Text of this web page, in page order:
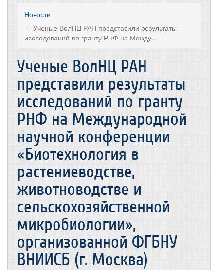
Новости
Ученые ВолНЦ РАН представили результаты
исследований по гранту РНФ на Между...
Ученые ВолНЦ РАН
представили результаты
исследований по гранту
РНФ на Международной
научной конференции
«Биотехнология в
растениеводстве,
животноводстве и
сельскохозяйственной
микробиологии»,
организованной ФГБНУ
ВНИИСБ (г. Москва)